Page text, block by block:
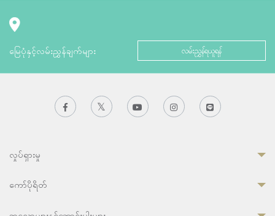
မြေပုံနှင့်လမ်းညွှန်ချက်များ လမ်းညွှန်ရယူရန်
လှုပ်ရှားမှု
ကော်ပိုရိတ်